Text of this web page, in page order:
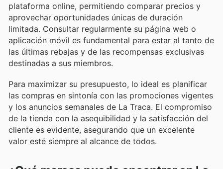
plataforma online, permitiendo comparar precios y
aprovechar oportunidades únicas de duración
limitada. Consultar regularmente su página web o
aplicación móvil es fundamental para estar al tanto de
las últimas rebajas y de las recompensas exclusivas
destinadas a sus miembros.
Para maximizar su presupuesto, lo ideal es planificar
las compras en sintonía con las promociones vigentes
y los anuncios semanales de La Traca. El compromiso
de la tienda con la asequibilidad y la satisfacción del
cliente es evidente, asegurando que un excelente
valor esté siempre al alcance de todos.